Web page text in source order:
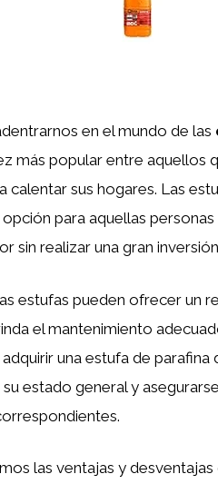
en el mundo de las
más popular entre aquellos
sus hogares. Las
para aquellas
sin realizar una gran inversión
estufas pueden ofrecer un
el mantenimiento
una estufa de
estado general y
las ventajas y